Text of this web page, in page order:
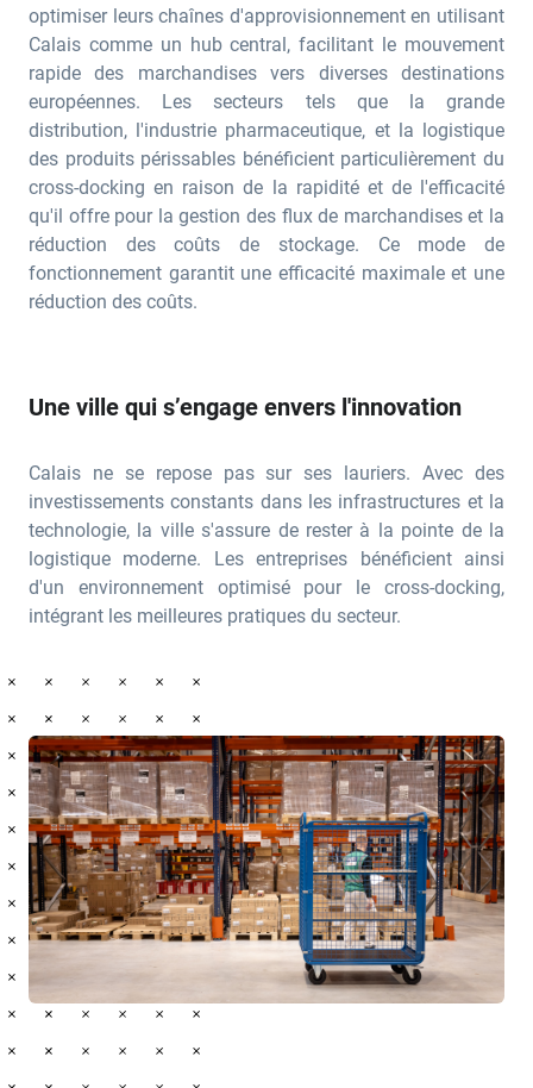
optimiser leurs chaînes d'approvisionnement en utilisant
Calais comme un hub central, facilitant le mouvement
rapide des marchandises vers diverses destinations
européennes. Les secteurs tels que la grande
distribution, l'industrie pharmaceutique, et la logistique
des produits périssables bénéficient particulièrement du
cross-docking en raison de la rapidité et de l'efficacité
qu'il offre pour la gestion des flux de marchandises et la
réduction des coûts de stockage​. Ce mode de
fonctionnement garantit une efficacité maximale et une
réduction des coûts.
Une ville qui s’engage envers l'innovation
Calais ne se repose pas sur ses lauriers. Avec des
investissements constants dans les infrastructures et la
technologie, la ville s'assure de rester à la pointe de la
logistique moderne. Les entreprises bénéficient ainsi
d'un environnement optimisé pour le cross-docking,
intégrant les meilleures pratiques du secteur.